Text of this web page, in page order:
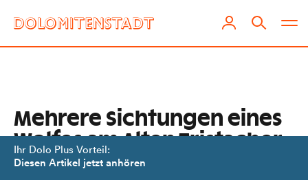
Ihr Dolo Plus Vorteil:
Diesen Artikel jetzt anhören
Mehrere Sichtungen eines
Wolfes am Alten Tristacher
See